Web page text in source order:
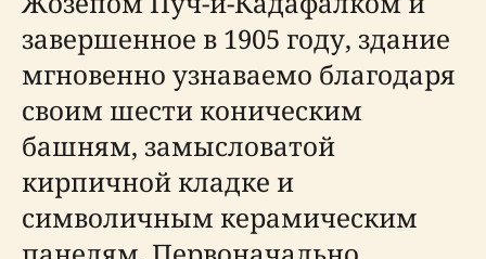
завершенное в 1905 году, здание
мгновенно узнаваемо благодаря
своим шести коническим
башням, замысловатой
кирпичной кладке и
символичным керамическим